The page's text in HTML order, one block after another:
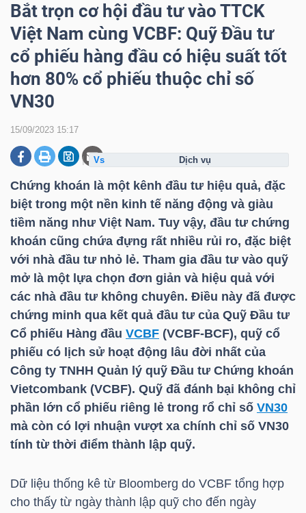
Bắt trọn cơ hội đầu tư vào TTCK
Việt Nam cùng VCBF: Quỹ Đầu tư
cổ phiếu hàng đầu có hiệu suất tốt
hơn 80% cổ phiếu thuộc chỉ số
VN30
15/09/2023 15:17
dịch vụ
Chứng khoán là một kênh đầu tư hiệu quả, đặc
biệt trong một nền kinh tế năng động và giàu
tiềm năng như Việt Nam. Tuy vậy, đầu tư chứng
khoán cũng chứa đựng rất nhiều rủi ro, đặc biệt
với nhà đầu tư nhỏ lẻ. Tham gia đầu tư vào quỹ
mở là một lựa chọn đơn giản và hiệu quả với
các nhà đầu tư không chuyên. Điều này đã được
chứng minh qua kết quả đầu tư của Quỹ Đầu tư
Cổ phiếu Hàng đầu VCBF (VCBF-BCF), quỹ cổ
phiếu có lịch sử hoạt động lâu đời nhất của
Công ty TNHH Quản lý quỹ Đầu tư Chứng khoán
Vietcombank (VCBF). Quỹ đã đánh bại không chỉ
phần lớn cổ phiếu riêng lẻ trong rổ chỉ số VN30
mà còn có lợi nhuận vượt xa chính chỉ số VN30
tính từ thời điểm thành lập quỹ.
Dữ liệu thống kê từ Bloomberg do VCBF tổng hợp
cho thấy từ ngày thành lập quỹ cho đến ngày
CHỨNG
KHOÁN
BẤT
ĐỘNG
SẢN
TÀI
CHÍNH
HÀNG
HÓA
TẾ